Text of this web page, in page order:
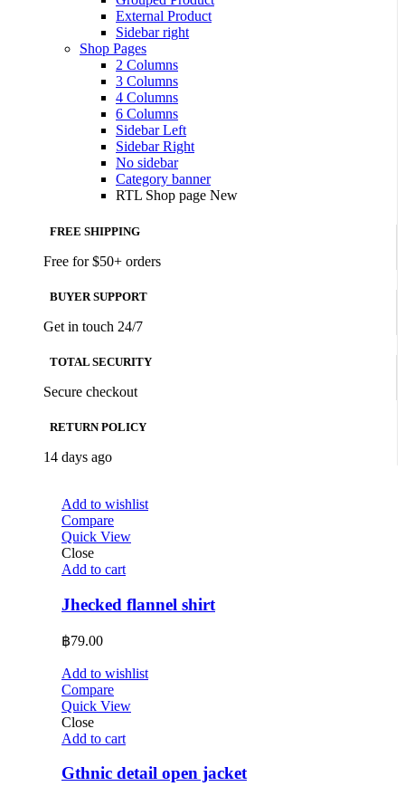
External Product
Sidebar right
Shop Pages
2 Columns
3 Columns
4 Columns
6 Columns
Sidebar Left
Sidebar Right
No sidebar
Category banner
RTL Shop page New
FREE SHIPPING
Free for $50+ orders
BUYER SUPPORT
Get in touch 24/7
TOTAL SECURITY
Secure checkout
RETURN POLICY
14 days ago
Add to wishlist
Compare
Quick View
Close
Add to cart
Jhecked flannel shirt
฿79.00
Add to wishlist
Compare
Quick View
Close
Add to cart
Gthnic detail open jacket